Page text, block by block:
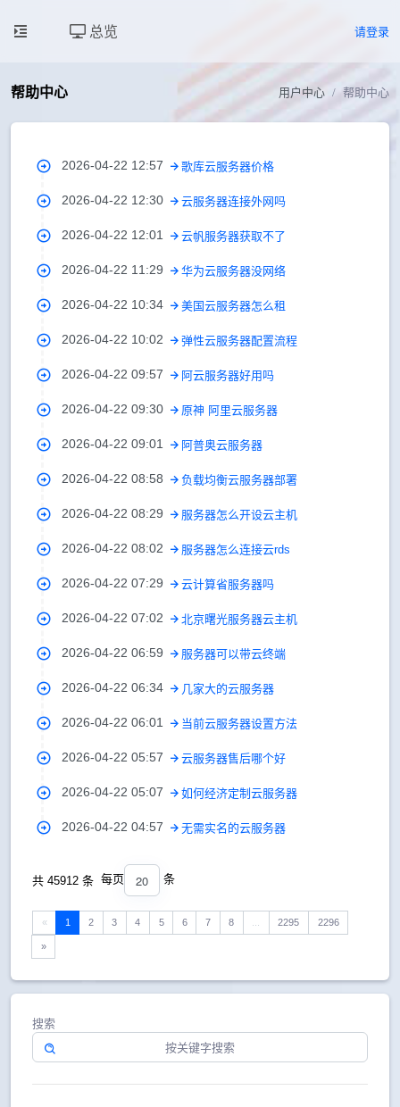
总览 请登录
帮助中心 用户中心 帮助中心
2026-04-22 12:57 歌库云服务器价格
2026-04-22 12:30 云服务器连接外网吗
2026-04-22 12:01 云帆服务器获取不了
2026-04-22 11:29 华为云服务器没网络
2026-04-22 10:34 美国云服务器怎么租
2026-04-22 10:02 弹性云服务器配置流程
2026-04-22 09:57 阿云服务器好用吗
2026-04-22 09:30 原神 阿里云服务器
2026-04-22 09:01 阿普奥云服务器
2026-04-22 08:58 负载均衡云服务器部署
2026-04-22 08:29 服务器怎么开设云主机
2026-04-22 08:02 服务器怎么连接云rds
2026-04-22 07:29 云计算省服务器吗
2026-04-22 07:02 北京曙光服务器云主机
2026-04-22 06:59 服务器可以带云终端
2026-04-22 06:34 几家大的云服务器
2026-04-22 06:01 当前云服务器设置方法
2026-04-22 05:57 云服务器售后哪个好
2026-04-22 05:07 如何经济定制云服务器
2026-04-22 04:57 无需实名的云服务器
共 45912 条 每页 20 条
« 1 2 3 4 5 6 7 8 2295 2296
»
搜索